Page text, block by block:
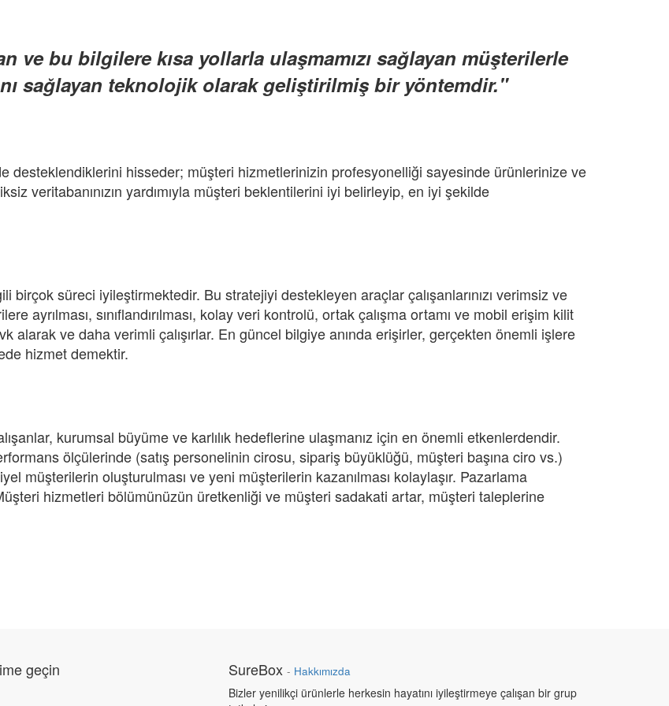
ve bu bilgilere kısa yollarla ulaşmamızı sağlayan müşterilerle
sağlayan teknolojik olarak geliştirilmiş bir yöntemdir."
desteklendiklerini hisseder; müşteri hizmetlerinizin profesyonelliği sayesinde ürünlerinize ve
veritabanınızın yardımıyla müşteri beklentilerini iyi belirleyip, en iyi şekilde
süreci iyileştirmektedir. Bu stratejiyi destekleyen araçlar çalışanlarınızı verimsiz ve
ayrılması, sınıflandırılması, kolay veri kontrolü, ortak çalışma ortamı ve mobil erişim kilit
alarak ve daha verimli çalışırlar. En güncel bilgiye anında erişirler, gerçekten önemli işlere
hizmet demektir.
kurumsal büyüme ve karlılık hedeflerine ulaşmanız için en önemli etkenlerdendir.
ölçülerinde (satış personelinin cirosu, sipariş büyüklüğü, müşteri başına ciro vs.)
müşterilerin oluşturulması ve yeni müşterilerin kazanılması kolaylaşır. Pazarlama
hizmetleri bölümünüzün üretkenliği ve müşteri sadakati artar, müşteri taleplerine
geçin SureBox - Hakkımızda
Bizler yenilikçi ürünlerle herkesin hayatını iyileştirmeye çalışan bir grup